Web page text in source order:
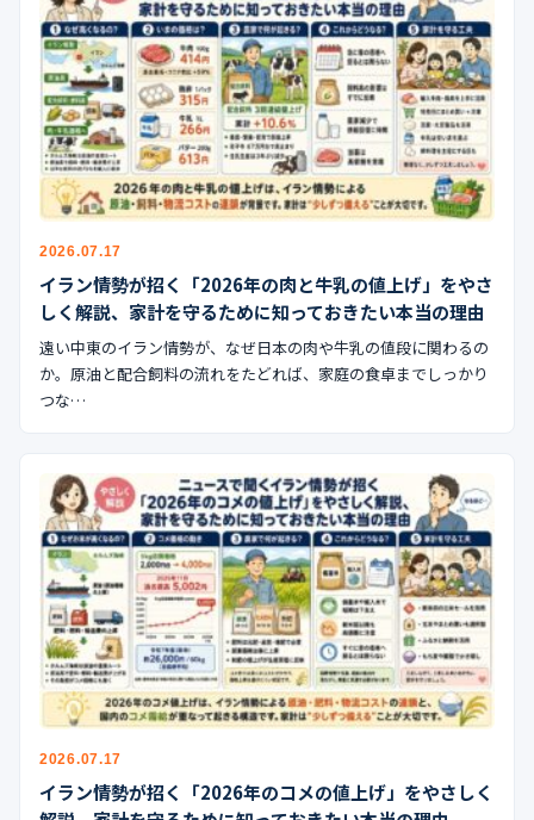
2026.07.17
イラン情勢が招く「2026年の肉と牛乳の値上げ」をやさ
しく解説、家計を守るために知っておきたい本当の理由
遠い中東のイラン情勢が、なぜ日本の肉や牛乳の値段に関わるの
か。原油と配合飼料の流れをたどれば、家庭の食卓までしっかり
つな…
2026.07.17
イラン情勢が招く「2026年のコメの値上げ」をやさしく